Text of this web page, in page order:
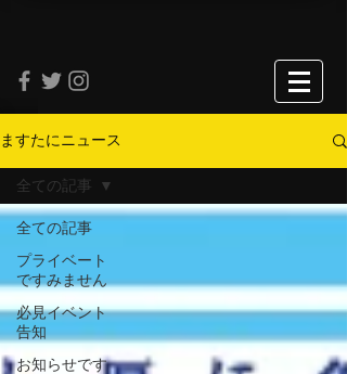
ますたにニュース
全ての記事
プライベート
ですみません
必見イベント
告知
お知らせです
全ての記事